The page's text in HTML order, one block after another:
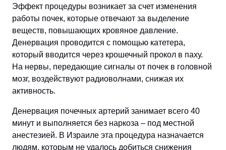
Эффект процедуры возникает за счет изменения
работы почек, которые отвечают за выделение
веществ, повышающих кровяное давление.
Денервация проводится с помощью катетера,
который вводится через крошечный прокол в паху.
На нервы, передающие сигналы от почек в головной
мозг, воздействуют радиоволнами, снижая их
активность.
Денервация почечных артерий занимает всего 40
минут и выполняется без наркоза – под местной
анестезией. В Израиле эта процедура назначается
людям, которым не удалось добиться снижения